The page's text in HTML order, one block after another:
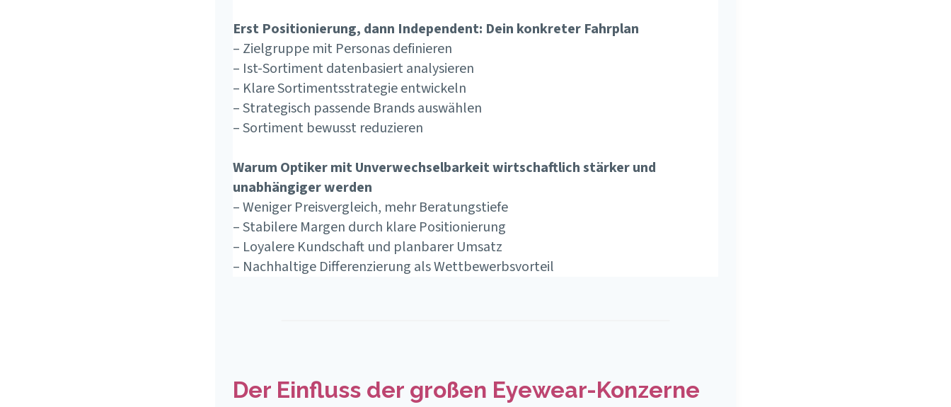
Erst Positionierung, dann Independent: Dein konkreter Fahrplan
– Zielgruppe mit Personas definieren
– Ist-Sortiment datenbasiert analysieren
– Klare Sortimentsstrategie entwickeln
– Strategisch passende Brands auswählen
– Sortiment bewusst reduzieren
Warum Optiker mit Unverwechselbarkeit wirtschaftlich stärker und
unabhängiger werden
– Weniger Preisvergleich, mehr Beratungstiefe
– Stabilere Margen durch klare Positionierung
– Loyalere Kundschaft und planbarer Umsatz
– Nachhaltige Differenzierung als Wettbewerbsvorteil
Der Einfluss der großen Eyewear-Konzerne